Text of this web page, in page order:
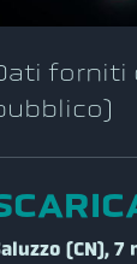
forniti
(CN), 7